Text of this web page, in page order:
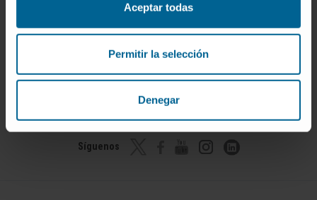
Aceptar todas
Permitir la selección
Denegar
¡Únete a nuestra comunidad!
SUSCRIBIRSE
Síguenos